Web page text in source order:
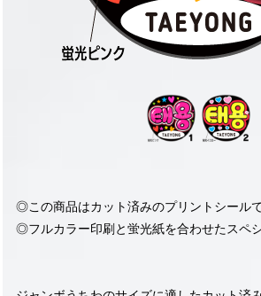
◎この商品はカット済みのプリントシール
◎フルカラー印刷と蛍光紙を合わせたスペ